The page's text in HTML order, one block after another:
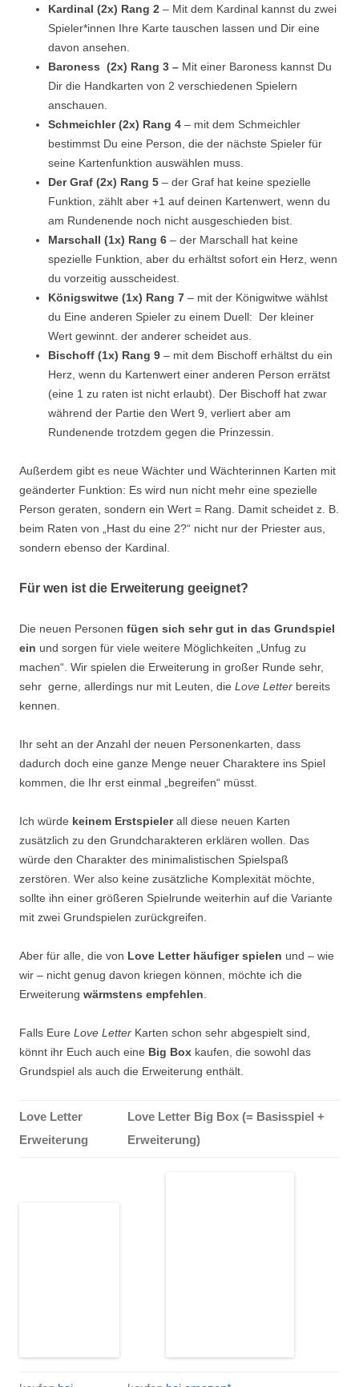
Kardinal (2x) Rang 2 – Mit dem Kardinal kannst du zwei
Spieler*innen Ihre Karte tauschen lassen und Dir eine
davon ansehen.
Baroness (2x) Rang 3 – Mit einer Baroness kannst Du
Dir die Handkarten von 2 verschiedenen Spielern
anschauen.
Schmeichler (2x) Rang 4 – mit dem Schmeichler
bestimmst Du eine Person, die der nächste Spieler für
seine Kartenfunktion auswählen muss.
Der Graf (2x) Rang 5 – der Graf hat keine spezielle
Funktion, zählt aber +1 auf deinen Kartenwert, wenn du
am Rundenende noch nicht ausgeschieden bist.
Marschall (1x) Rang 6 – der Marschall hat keine
spezielle Funktion, aber du erhältst sofort ein Herz, wenn
du vorzeitig ausscheidest.
Königswitwe (1x) Rang 7 – mit der Königwitwe wählst
du Eine anderen Spieler zu einem Duell: Der kleiner
Wert gewinnt. der anderer scheidet aus.
Bischoff (1x) Rang 9 – mit dem Bischoff erhältst du ein
Herz, wenn du Kartenwert einer anderen Person errätst
(eine 1 zu raten ist nicht erlaubt). Der Bischoff hat zwar
während der Partie den Wert 9, verliert aber am
Rundenende trotzdem gegen die Prinzessin.
Außerdem gibt es neue Wächter und Wächterinnen Karten mit
geänderter Funktion: Es wird nun nicht mehr eine spezielle
Person geraten, sondern ein Wert = Rang. Damit scheidet z. B.
beim Raten von „Hast du eine 2?“ nicht nur der Priester aus,
sondern ebenso der Kardinal.
Für wen ist die Erweiterung geeignet?
Die neuen Personen fügen sich sehr gut in das Grundspiel
ein und sorgen für viele weitere Möglichkeiten „Unfug zu
machen“. Wir spielen die Erweiterung in großer Runde sehr,
sehr gerne, allerdings nur mit Leuten, die Love Letter bereits
kennen.
Ihr seht an der Anzahl der neuen Personenkarten, dass
dadurch doch eine ganze Menge neuer Charaktere ins Spiel
kommen, die Ihr erst einmal „begreifen“ müsst.
Ich würde keinem Erstspielerall diese neuen Karten
zusätzlich zu den Grundcharakteren erklären wollen. Das
würde den Charakter des minimalistischen Spielspaß
zerstören. Wer also keine zusätzliche Komplexität möchte,
sollte ihn einer größeren Spielrunde weiterhin auf die Variante
mit zwei Grundspielen zurückgreifen.
Aber für alle, die von Love Letter häufiger spielen und – wie
wir – nicht genug davon kriegen können, möchte ich die
Erweiterung wärmstens empfehlen.
Falls Eure Love Letter Karten schon sehr abgespielt sind,
könnt ihr Euch auch eine Big Box kaufen, die sowohl das
Grundspiel als auch die Erweiterung enthält.
Love Letter
Erweiterung
Love Letter Big Box (= Basisspiel +
Erweiterung)